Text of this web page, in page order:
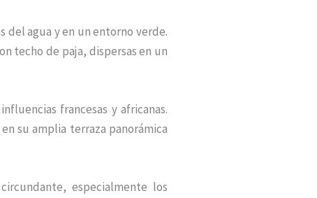
del agua y en un entorno verde.
techo de paja, dispersas en un
francesas y africanas.
su amplia terraza panorámica
especialmente los